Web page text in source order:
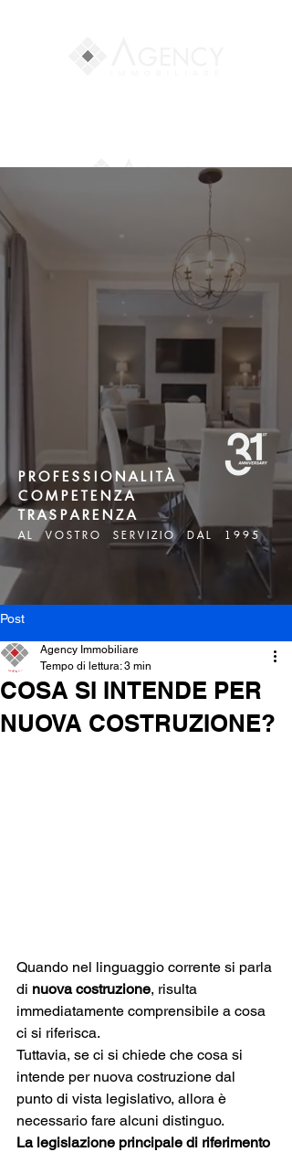
Post
COSA SI INTENDE PER
NUOVA COSTRUZIONE?
Agency Immobiliare
Tempo di lettura: 3 min
Quando nel linguaggio corrente si parla
di nuova costruzione, risulta
immediatamente comprensibile a cosa
ci si riferisca.
Tuttavia, se ci si chiede che cosa si
intende per nuova costruzione dal
punto di vista legislativo, allora è
necessario fare alcuni distinguo.
La legislazione principale di riferimento
P R O F E S S I O N A L I T À
C O M P E T E N Z A
T R A S P A R E N Z A
A L V O S T R O S E R V I Z I O D A L 1 9 9 5